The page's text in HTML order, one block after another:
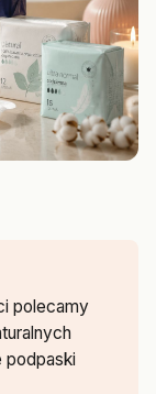
polecamy
podpaski